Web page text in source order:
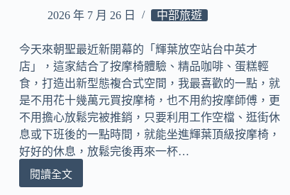
鞋、
朵
包
一
次
看！
2026 年 7 月 26 日 中部旅遊
今天來朝聖最近新開幕的「輝葉放空站台中英才
店」，這家結合了按摩椅體驗、精品咖啡、蛋糕輕
食，打造出新型態複合式空間，我最喜歡的一點，就
是不用花十幾萬元買按摩椅，也不用約按摩師傅，更
不用擔心放鬆完被推銷，只要利用工作空檔、逛街休
息或下班後的一點時間，就能坐進輝葉頂級按摩椅，
好好的休息，放鬆完後再來一杯…
閱讀全文
[台